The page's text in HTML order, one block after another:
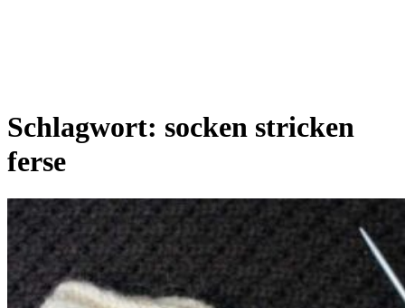
Schlagwort: socken stricken
ferse